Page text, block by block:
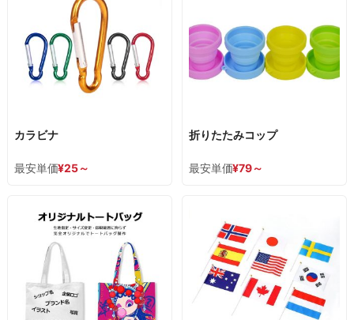
最安単価¥25～
カラビナ
最安単価¥79～
折りたたみコップ